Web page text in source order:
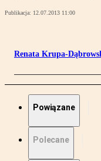
Publikacja: 12.07.2013 11:00
Renata Krupa-
Powiązane
Polecane